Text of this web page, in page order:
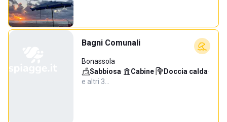
Bagni Comunali
Bonassola
Sabbiosa· Cabine· Doccia calda·
e altri 3…